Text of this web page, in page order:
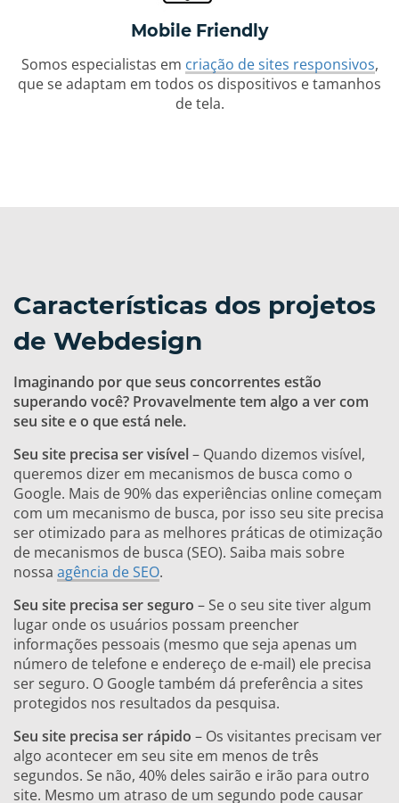
Mobile Friendly
Somos especialistas em criação de sites responsivos,
que se adaptam em todos os dispositivos e tamanhos
de tela.
Características dos projetos
de Webdesign
Imaginando por que seus concorrentes estão
superando você? Provavelmente tem algo a ver com
seu site e o que está nele.
Seu site precisa ser visível– Quando dizemos visível,
queremos dizer em mecanismos de busca como o
Google. Mais de 90% das experiências online começam
com um mecanismo de busca, por isso seu site precisa
ser otimizado para as melhores práticas de otimização
de mecanismos de busca (SEO). Saiba mais sobre
nossa agência de SEO.
Seu site precisa ser seguro – Se o seu site tiver algum
lugar onde os usuários possam preencher
informações pessoais (mesmo que seja apenas um
número de telefone e endereço de e-mail) ele precisa
ser seguro. O Google também dá preferência a sites
protegidos nos resultados da pesquisa.
Seu site precisa ser rápido – Os visitantes precisam ver
algo acontecer em seu site em menos de três
segundos. Se não, 40% deles sairão e irão para outro
site. Mesmo um atraso de um segundo pode causar